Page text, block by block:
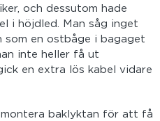
och dessutom hade
i höjdled. Man såg inget
en ostbåge i bagaget
inte heller få ut
en extra lös kabel vidare
baklyktan för att få